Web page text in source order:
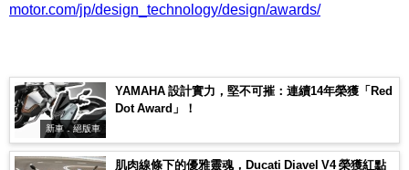
motor.com/jp/design_technology/design/awards/
新車．絕版車
YAMAHA 設計實力，堅不可摧：連續14年榮獲「Red
Dot Award」！
肌肉線條下的優雅靈魂，Ducati Diavel V4 榮獲紅點